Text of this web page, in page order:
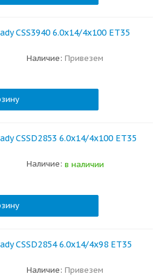
CSS3940 6.0x14/4x100 ET35
Наличие: Привезем
CSSD2853 6.0x14/4x100 ET35
Наличие: в наличии
CSSD2854 6.0x14/4x98 ET35
Наличие: Привезем